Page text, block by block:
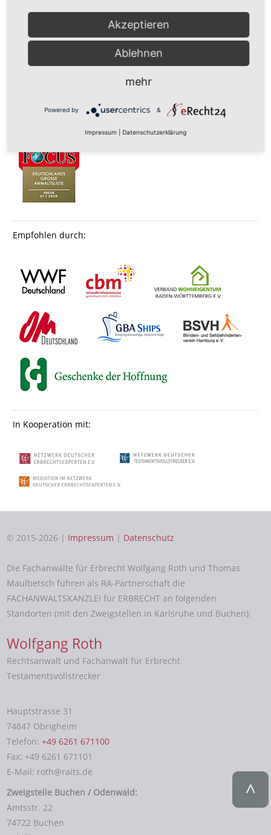
Empfohlen durch:
In Kooperation mit:
© 2015-2026 | Impressum | Datenschutz
Die Fachanwälte für Erbrecht Wolfgang Roth und Thomas
Maulbetsch führen als RA-Partnerschaft die
FACHANWALTSKANZLEI für ERBRECHT an folgenden
Standorten (mit den Zweigstellen in Karlsruhe und Buchen):
Wolfgang Roth
Rechtsanwalt und Fachanwalt für Erbrecht
Testamentsvollstrecker
Hauptstrasse 31
74847 Obrigheim
Telefon:+49 6261 671100
Fax: +49 6261 671101
E-Mail: roth@raits.de
Zweigstelle Buchen / Odenwald:
Amtsstr. 22
74722 Buchen
Akzeptieren
Ablehnen
mehr
Powered by &
Impressum Datenschutzerklärung